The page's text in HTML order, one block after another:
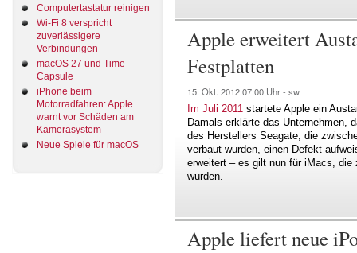
Computertastatur reinigen
Wi-Fi 8 verspricht
zuverlässigere
Verbindungen
macOS 27 und Time
Capsule
iPhone beim
Motorradfahren: Apple
warnt vor Schäden am
Kamerasystem
Neue Spiele für macOS
Apple erweitert
Festplatten
15. Okt. 201207:00 Uhr - sw
Im Juli 2011 startete Apple ein
Damals erklärte das Unternehmen,
des Herstellers Seagate, die
verbaut wurden, einen Defekt
erweitert – es gilt nun für iMacs,
wurden.
Apple liefert neue